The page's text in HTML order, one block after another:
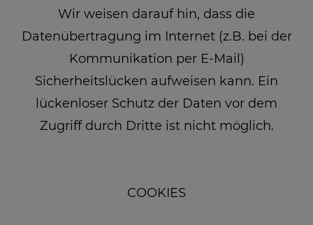
Wir weisen darauf hin, dass die
Datenübertragung im Internet (z.B. bei der
Kommunikation per E-Mail)
Sicherheitslücken aufweisen kann. Ein
lückenloser Schutz der Daten vor dem
Zugriff durch Dritte ist nicht möglich.
COOKIES